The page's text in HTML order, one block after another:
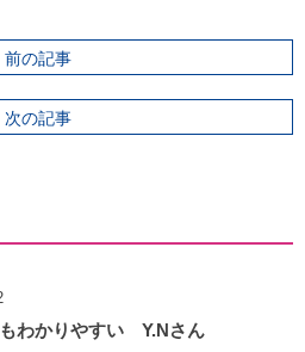
前の記事
次の記事
わかりやすい Y.Nさん